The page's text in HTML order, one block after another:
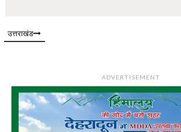
उत्तराखंड
ADVERTISEMENT